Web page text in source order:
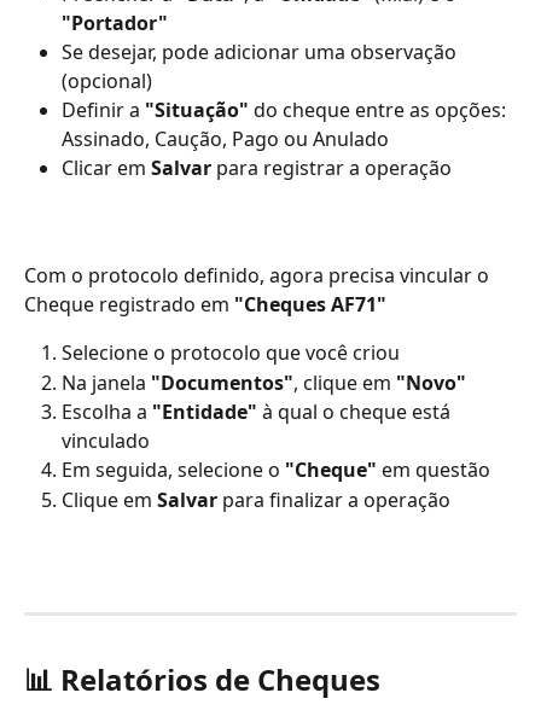
"Portador"
Se desejar, pode adicionar uma observação
(opcional)
Definir a "Situação" do cheque entre as opções:
Assinado, Caução, Pago ou Anulado
Clicar em Salvar para registrar a operação
Com o protocolo definido, agora precisa vincular o
Cheque registrado em "Cheques AF71"
Selecione o protocolo que você criou
Na janela "Documentos", clique em "Novo"
Escolha a "Entidade" à qual o cheque está
vinculado
Em seguida, selecione o "Cheque" em questão
Clique em Salvar para finalizar a operação
📊 Relatórios de Cheques